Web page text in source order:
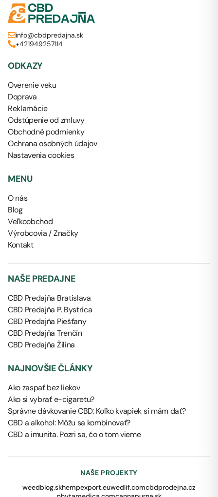
info@cbdpredajna.sk
+421949257114
ODKAZY
Overenie veku
Doprava
Reklamácie
Odstúpenie od zmluvy
Obchodné podmienky
Ochrana osobných údajov
Nastavenia cookies
MENU
O nás
Blog
Veľkoobchod
Výrobcovia / Značky
Kontakt
NAŠE PREDAJNE
CBD Predajňa Bratislava
CBD Predajňa P. Bystrica
CBD Predajňa Piešťany
CBD Predajňa Trenčín
CBD Predajňa Žilina
NAJNOVŠIE ČLÁNKY
Ako zaspať bez liekov
Ako si vybrať e-cigaretu?
Správne dávkovanie CBD: Koľko kvapiek si mám dať?
CBD a alkohol: Môžu sa kombinovať?
CBD a imunita. Pozri sa, čo o tom vieme
NAŠE PROJEKTY
weedblog.skhempexport.euwedlif.comcbdprodejna.cz